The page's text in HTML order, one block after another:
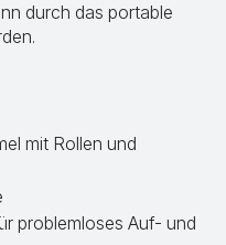
durch das portable
mit Rollen und
problemloses Auf- und